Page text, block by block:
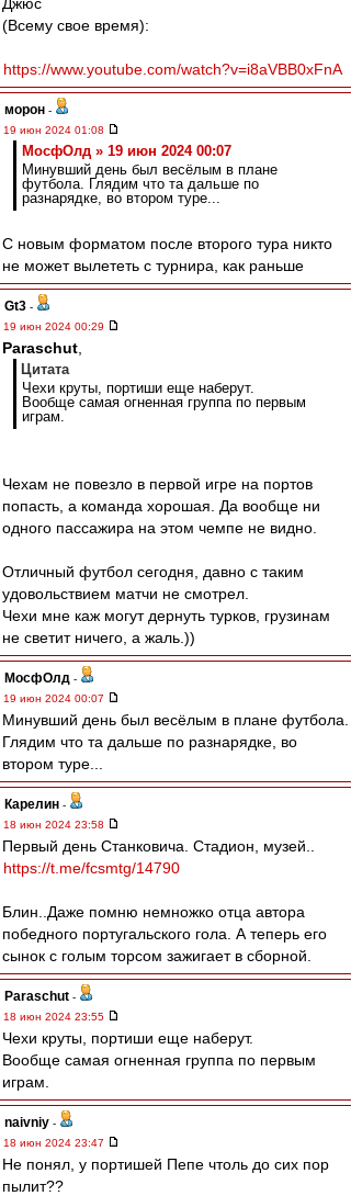
(Всему свое время):
https://www.youtube.com/watch?v=i8aVBB0xFnA
морон -
19 июн 2024 01:08
МосфОлд » 19 июн 2024 00:07
Минувший день был весёлым в плане
футбола. Глядим что та дальше по
разнарядке, во втором туре...
С новым форматом после второго тура никто
не может вылететь с турнира, как раньше
Gt3 -
19 июн 2024 00:29
Paraschut
Цитата
Чехи круты, портиши еще наберут.
Вообще самая огненная группа по первым
играм.
Чехам не повезло в первой игре на портов
попасть, а команда хорошая. Да вообще ни
одного пассажира на этом чемпе не видно.
Отличный футбол сегодня, давно с таким
удовольствием матчи не смотрел.
Чехи мне каж могут дернуть турков, грузинам
не светит ничего, а жаль.))
МосфОлд -
19 июн 2024 00:07
Минувший день был весёлым в плане футбола.
Глядим что та дальше по разнарядке, во
втором туре...
Карелин -
18 июн 2024 23:58
Первый день Станковича. Стадион, музей..
https://t.me/fcsmtg/14790
Блин..Даже помню немножко отца автора
победного португальского гола. А теперь его
сынок с голым торсом зажигает в сборной.
Paraschut -
18 июн 2024 23:55
Чехи круты, портиши еще наберут.
Вообще самая огненная группа по первым
играм.
naivniy -
18 июн 2024 23:47
Не понял, у портишей Пепе чтоль до сих пор
пылит??